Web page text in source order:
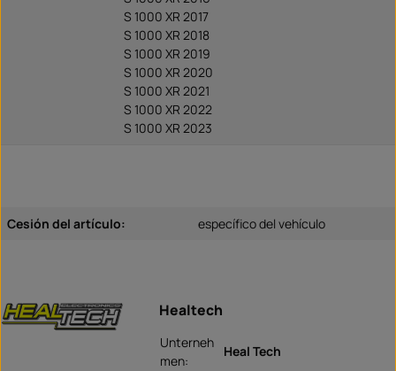
S 1000 XR 2017
S 1000 XR 2018
S 1000 XR 2019
S 1000 XR 2020
S 1000 XR 2021
S 1000 XR 2022
S 1000 XR 2023
Cesión del artículo: específico del vehículo
Healtech
Unterneh
men:
Heal Tech